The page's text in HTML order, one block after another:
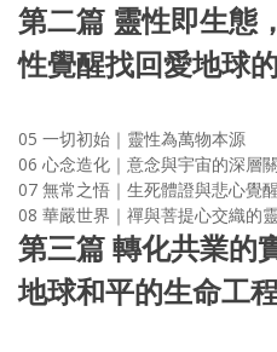
第二篇 靈性即生態
性覺醒找回愛地球
05 一切初始｜靈性為萬物本源
06 心念造化｜意念與宇宙的深層
07 無常之悟｜生死體證與悲心覺醒
08 華嚴世界｜禪與菩提心交織的
第三篇 轉化共業的
地球和平的生命工